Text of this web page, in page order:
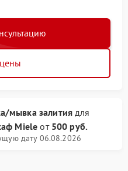
мывка залитиядля
Miele от 500 руб.
дату 06.08.2026